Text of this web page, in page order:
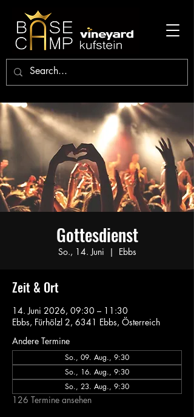
Gottesdienst
So., 14. Juni
  |
Ebbs
Zeit & Ort
14. Juni 2026, 09:30 – 11:30
Ebbs, Fürhölzl 2, 6341 Ebbs, Österreich
Andere Termine
So., 09. Aug., 9:30
So., 16. Aug., 9:30
So., 23. Aug., 9:30
126 Termine ansehen